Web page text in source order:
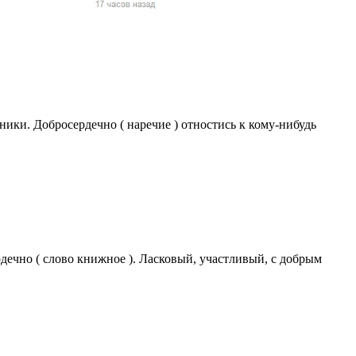
женщин и
страны),
Добросердечно ( наречие ) отностись к кому-нибудь
( слово книжное ). Ласковый, участливый, с добрым